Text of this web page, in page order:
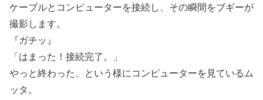
ケーブルとコンピューターを接続し、その瞬間をブギーが
撮影します。
『ガチッ』
「はまった！接続完了。」
やっと終わった、という様にコンピューターを見ているム
ッタ。